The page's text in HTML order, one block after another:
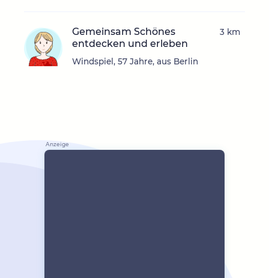
Gemeinsam Schönes
entdecken und erleben
Windspiel, 57 Jahre, aus Berlin
3 km